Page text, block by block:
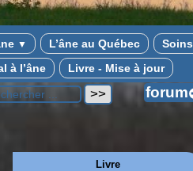
▼ L’âne au Québec
Soins
à l’âne Livre - Mise à jour
Livre